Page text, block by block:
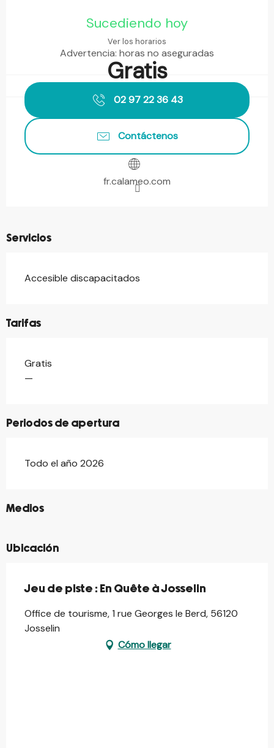
Sucediendo hoy
Ver los horarios
Advertencia: horas no aseguradas
Gratis
02 97 22 36 43
Contáctenos
fr.calameo.com
Servicios
Accesible discapacitados
Tarifas
Tarifas 2026
Gratis
—
Periodos de apertura
Todo el año 2026
Medios
©
Ubicación
Jeu de piste : En Quête à Josselin
Office de tourisme, 1 rue Georges le Berd, 56120
Josselin
Cómo llegar